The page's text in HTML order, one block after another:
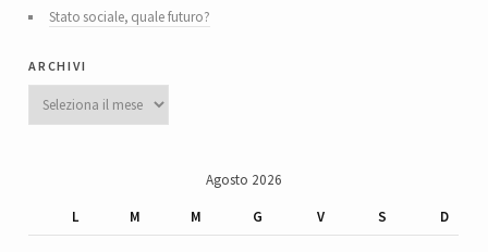
Stato sociale, quale futuro?
archivi
Archivi
Agosto 2026
L
M M G V S D